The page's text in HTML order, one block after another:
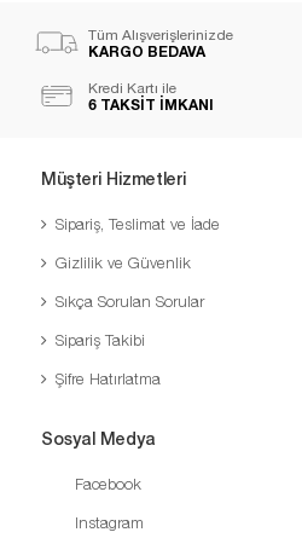
Tüm Alışverişlerinizde
KARGO BEDAVA
Kredi Kartı ile
6 TAKSİT İMKANI
Müşteri Hizmetleri
Sipariş, Teslimat ve İade
Gizlilik ve Güvenlik
Sıkça Sorulan Sorular
Sipariş Takibi
Şifre Hatırlatma
Sosyal Medya
Facebook
Instagram